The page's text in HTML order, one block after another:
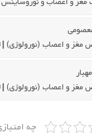
و اعصاب (نورولوژی) |
و اعصاب (نورولوژی) |
چه